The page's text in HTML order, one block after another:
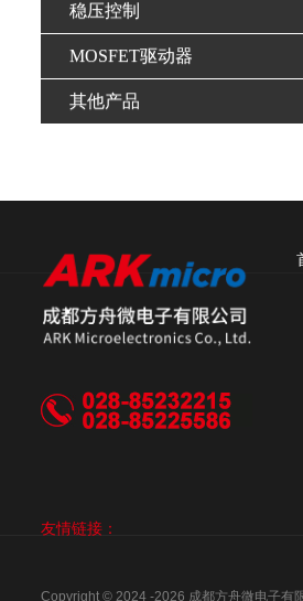
稳压控制
MOSFET驱动器
其他产品
友情链接：
Copyright © 2024 -2026 成都方舟微电子有